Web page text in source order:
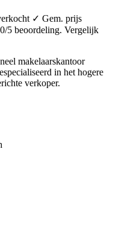
✓ Gem. prijs
5 beoordeling. Vergelijk
makelaarskantoor
in het hogere
verkoper.